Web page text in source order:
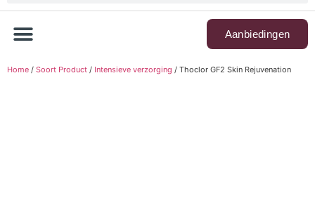
Aanbiedingen
Home / Soort Product / Intensieve verzorging / Thoclor GF2 Skin Rejuvenation